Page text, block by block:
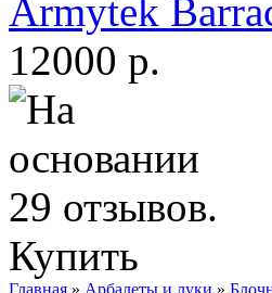
Armytek
12000 р.
Купить
Главная » Арбалеты и луки »